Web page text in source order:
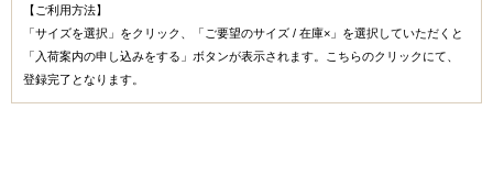
【ご利用方法】
「サイズを選択」をクリック、「ご要望のサイズ / 在庫×」を選択していただくと
「入荷案内の申し込みをする」ボタンが表示されます。こちらのクリックにて、
登録完了となります。